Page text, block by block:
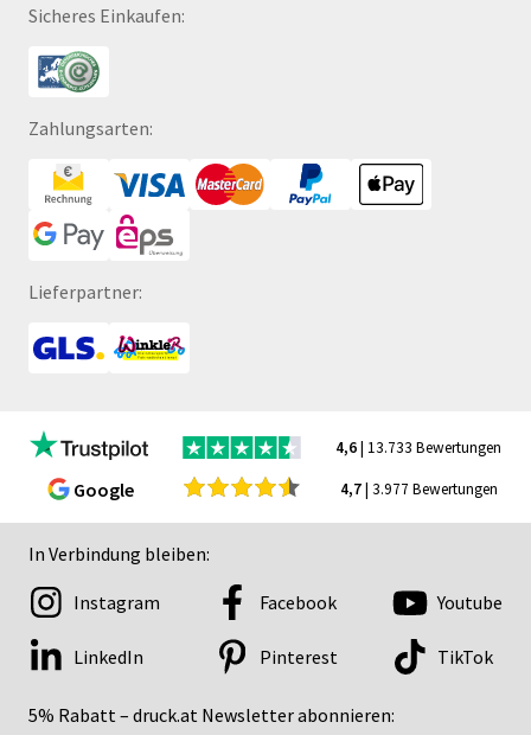
Sicheres Einkaufen:
Zahlungsarten:
Lieferpartner:
4,6| 13.733 Bewertungen
Google 4,7| 3.977 Bewertungen
In Verbindung bleiben:
5% Rabatt – druck.at Newsletter abonnieren:
Instagram Facebook Youtube
LinkedIn Pinterest TikTok